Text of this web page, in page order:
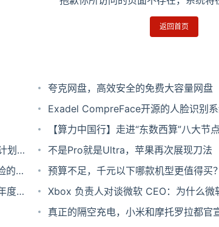
返回首页
夸克网盘，高效安全的免费大容量网盘
Exadel CompreFace开源的人脸识别
【算力中国行】走进“东数西算”八大
划；
不是Pro就是Ultra，苹果再次展现刀法
的
预算不足，千元以下哪款机型更值得买？
度报
Xbox 负责人对谈微软 CEO：为什么微
业务
真正的隔空充电，小米和摩托罗拉都官